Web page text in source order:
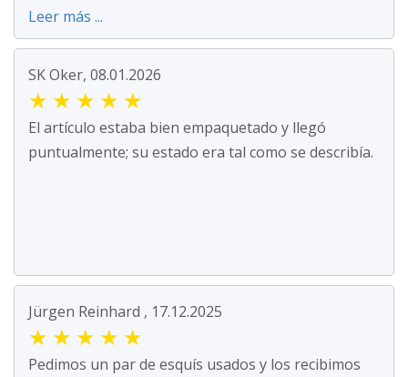
Leer más ...
SK Oker, 08.01.2026
★ ★ ★ ★ ★
El artículo estaba bien empaquetado y llegó
puntualmente; su estado era tal como se describía.
Jürgen Reinhard , 17.12.2025
★ ★ ★ ★ ★
Pedimos un par de esquís usados y los recibimos